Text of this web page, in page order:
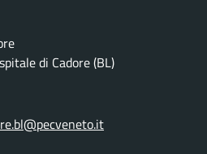
di Cadore (BL)